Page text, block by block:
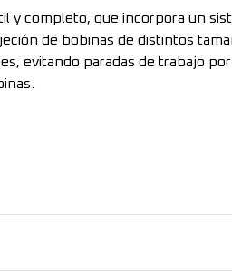
y completo, que incorpora un
de bobinas de distintos
evitando paradas de trabajo